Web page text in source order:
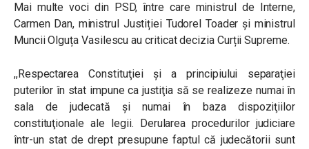
Mai multe voci din PSD, între care ministrul de Interne,
Carmen Dan, ministrul Justiției Tudorel Toader și ministrul
Muncii Olguța Vasilescu au criticat decizia Curții Supreme.
,,Respectarea Constituţiei şi a principiului separaţiei
puterilor în stat impune ca justiţia să se realizeze numai în
sala de judecată şi numai în baza dispoziţiilor
constituţionale ale legii. Derularea procedurilor judiciare
într-un stat de drept presupune faptul că judecătorii sunt